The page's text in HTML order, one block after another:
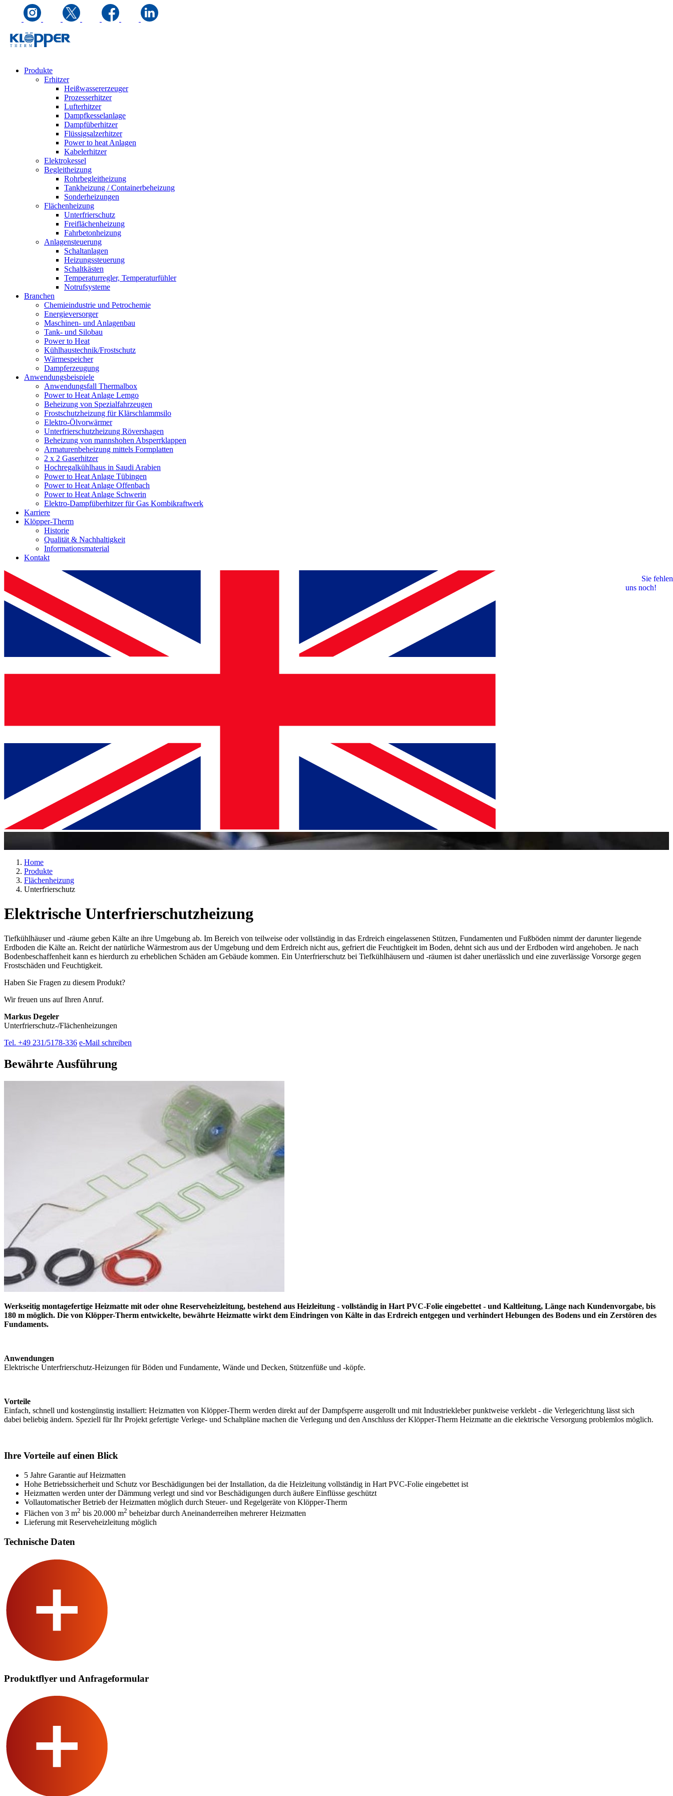
Produkte
Erhitzer
Heißwassererzeuger
Prozesserhitzer
Lufterhitzer
Dampfkesselanlage
Dampfüberhitzer
Flüssigsalzerhitzer
Power to heat Anlagen
Kabelerhitzer
Elektrokessel
Begleitheizung
Rohrbegleitheizung
Tankheizung / Containerbeheizung
Sonderheizungen
Flächenheizung
Unterfrierschutz
Freiflächenheizung
Fahrbetonheizung
Anlagensteuerung
Schaltanlagen
Heizungssteuerung
Schaltkästen
Temperaturregler, Temperaturfühler
Notrufsysteme
Branchen
Chemieindustrie und Petrochemie
Energieversorger
Maschinen- und Anlagenbau
Tank- und Silobau
Power to Heat
Kühlhaustechnik/Frostschutz
Wärmespeicher
Dampferzeugung
Anwendungsbeispiele
Anwendungsfall Thermalbox
Power to Heat Anlage Lemgo
Beheizung von Spezialfahrzeugen
Frostschutzheizung für Klärschlammsilo
Elektro-Ölvorwärmer
Unterfrierschutzheizung Rövershagen
Beheizung von mannshohen Absperrklappen
Armaturenbeheizung mittels Formplatten
2 x 2 Gaserhitzer
Hochregalkühlhaus in Saudi Arabien
Power to Heat Anlage Tübingen
Power to Heat Anlage Offenbach
Power to Heat Anlage Schwerin
Elektro-Dampfüberhitzer für Gas Kombikraftwerk
Karriere
Klöpper-Therm
Historie
Qualität & Nachhaltigkeit
Informationsmaterial
Kontakt
Home
Produkte
Flächenheizung
Unterfrierschutz
Elektrische Unterfrier­schutz­heizung
Tiefkühlhäuser und -räume geben Kälte an ihre Umgebung ab. Im Bereich von teilweise oder vollständig in das Erdreich eingelassenen Stützen, Fundamenten und Fußböden nimmt der darunter liegende
Erdboden die Kälte an. Reicht der natürliche Wärmestrom aus der Umgebung und dem Erdreich nicht aus, gefriert die Feuchtigkeit im Boden, dehnt sich aus und der Erdboden wird angehoben. Je nach
Bodenbeschaffenheit kann es hierdurch zu erheblichen Schäden am Gebäude kommen. Ein Unterfrierschutz bei Tiefkühlhäusern und -räumen ist daher unerlässlich und eine zuverlässige Vorsorge gegen
Frostschäden und Feuchtigkeit.
Haben Sie Fragen zu diesem Produkt?
Wir freuen uns auf Ihren Anruf.
Markus Degeler
Unterfrierschutz-/Flächenheizungen
Tel. +49 231/5178-336 e-Mail schreiben
Bewährte Ausführung
Werkseitig montagefertige Heizmatte mit oder ohne Reserveheizleitung, bestehend aus Heizleitung - vollständig in Hart PVC-Folie eingebettet - und Kaltleitung, Länge nach Kundenvorgabe, bis
180 m möglich. Die von Klöpper-Therm entwickelte, bewährte Heizmatte wirkt dem Eindringen von Kälte in das Erdreich entgegen und verhindert Hebungen des Bodens und ein Zerstören des
Fundaments.
Anwendungen
Elektrische Unterfrierschutz-Heizungen für Böden und Fundamente, Wände und Decken, Stützenfüße und -köpfe.
Vorteile
Einfach, schnell und kostengünstig installiert: Heizmatten von Klöpper-Therm werden direkt auf der Dampfsperre ausgerollt und mit Industriekleber punktweise verklebt - die Verlegerichtung lässt sich
dabei beliebig ändern. Speziell für Ihr Projekt gefertigte Verlege- und Schaltpläne machen die Verlegung und den Anschluss der Klöpper-Therm Heizmatte an die elektrische Versorgung problemlos möglich.
Ihre Vorteile auf einen Blick
5 Jahre Garantie auf Heizmatten
Hohe Betriebssicherheit und Schutz vor Beschädigungen bei der Installation, da die Heizleitung vollständig in Hart PVC-Folie eingebettet ist
Heizmatten werden unter der Dämmung verlegt und sind vor Beschädigungen durch äußere Einflüsse geschützt
Vollautomatischer Betrieb der Heizmatten möglich durch Steuer- und Regelgeräte von Klöpper-Therm
Flächen von 3 m2 bis 20.000 m2 beheizbar durch Aneinanderreihen mehrerer Heizmatten
Lieferung mit Reserveheizleitung möglich
Technische Daten
Produktflyer und Anfrageformular
Sie fehlen
uns noch!